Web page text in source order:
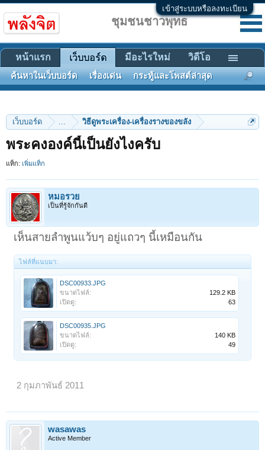
เข้าสู่ระบบหรือลงทะเบียน
เว็บบอร์ด ... วิธีดูพระเครื่อง-เครื่องรางของขลัง
พระคงองค์นี้เป็นยังไงครับ
แท็ก: เพิ่มแท็ก
หมอรวย
เป็นที่รู้จักกันดี
เห็นสายลำพูนแว้บๆ อยู่แถวๆ นี้เหมือนกัน
ไฟล์ที่แนบมา:
DSC00933.JPG
ขนาดไฟล์:
129.2 KB
เปิดดู:
63
DSC00935.JPG
ขนาดไฟล์:
140 KB
เปิดดู:
49
2 กุมภาพันธ์ 2011
wasawas
Active Member
ชุมชนชาวพุทธ
หน้าแรก เว็บบอร์ด
ค้นหาในเว็บบอร์ด เรื่องเด่น กระทู้และโพสต์ล่าสุด
มีอะไรใหม่ วิดีโอ